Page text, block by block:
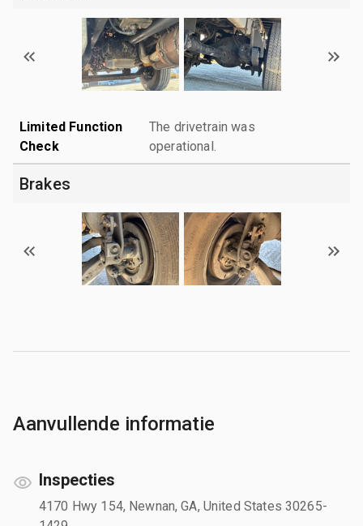
Limited Function
Check
The drivetrain was
operational.
Brakes
Aanvullende informatie
Inspecties
4170 Hwy 154, Newnan, GA, United States 30265-